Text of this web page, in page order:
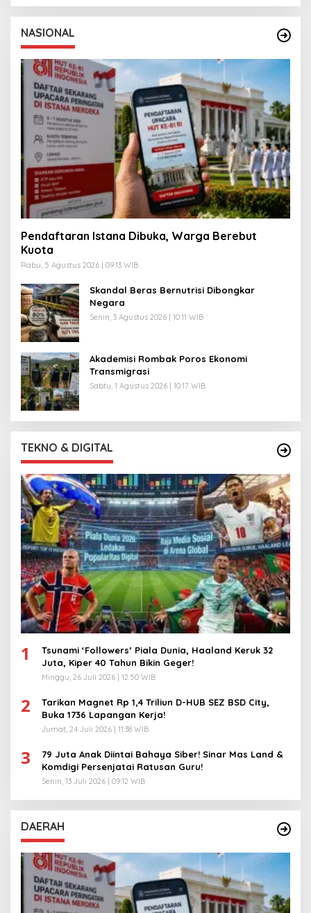
NASIONAL
Pendaftaran Istana Dibuka, Warga Berebut
Kuota
Rabu, 5 Agustus 2026 | 09:13 WIB
Skandal Beras Bernutrisi Dibongkar
Negara
Senin, 3 Agustus 2026 | 10:11 WIB
Akademisi Rombak Poros Ekonomi
Transmigrasi
Sabtu, 1 Agustus 2026 | 10:17 WIB
TEKNO & DIGITAL
1
Tsunami ‘Followers’ Piala Dunia, Haaland Keruk 32
Juta, Kiper 40 Tahun Bikin Geger!
Minggu, 26 Juli 2026 | 12:50 WIB
2
Tarikan Magnet Rp 1,4 Triliun D-HUB SEZ BSD City,
Buka 1736 Lapangan Kerja!
Jumat, 24 Juli 2026 | 11:38 WIB
3
79 Juta Anak Diintai Bahaya Siber! Sinar Mas Land &
Komdigi Persenjatai Ratusan Guru!
Senin, 13 Juli 2026 | 09:12 WIB
DAERAH